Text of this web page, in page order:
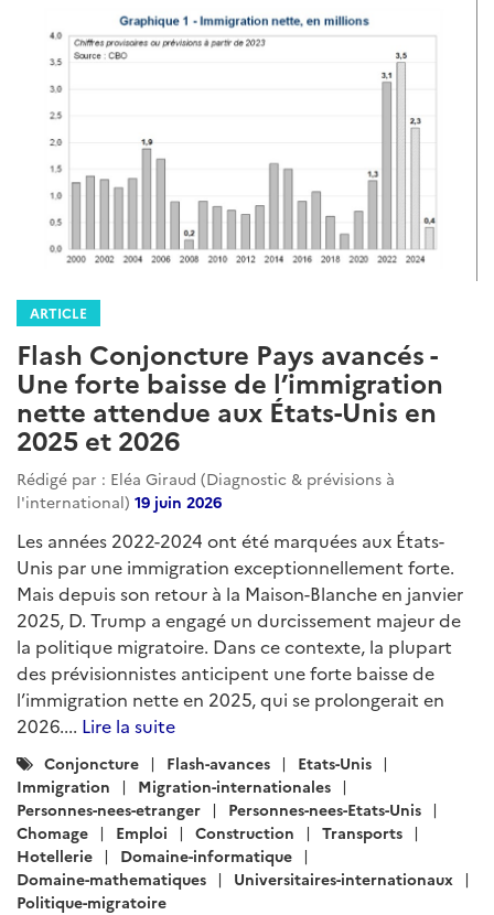
ARTICLE
Flash Conjoncture Pays avancés -
Une forte baisse de l’immigration
nette attendue aux États-Unis en
2025 et 2026
Rédigé par : Eléa Giraud (Diagnostic & prévisions à
l'international) 19 juin 2026
Les années 2022-2024 ont été marquées aux États-
Unis par une immigration exceptionnellement forte.
Mais depuis son retour à la Maison-Blanche en janvier
2025, D. Trump a engagé un durcissement majeur de
la politique migratoire. Dans ce contexte, la plupart
des prévisionnistes anticipent une forte baisse de
l’immigration nette en 2025, qui se prolongerait en
2026.... Lire la suite
Catégories
:
Conjoncture Flash-avances
Etats-Unis
Immigration
Migration-internationales
Personnes-nees-etranger
Personnes-nees-Etats-Unis
Chomage
Emploi Construction
Transports
Hotellerie
Domaine-informatique
Domaine-mathematiques
Universitaires-internationaux
Politique-migratoire